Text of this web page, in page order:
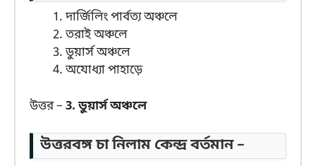
দার্জিলিং পার্বত্য অঞ্চলে
তরাই অঞ্চলে
ডুয়ার্স অঞ্চলে
অযোধ্যা পাহাড়ে
উত্তর – 3. ডুয়ার্স অঞ্চলে
উত্তরবঙ্গ চা নিলাম কেন্দ্র বর্তমান –